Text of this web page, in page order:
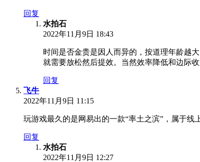
回复
水拍石
2022年11月9日 18:43
时间是否金贵是因人而异的，按道理年龄越
就需要放松然后提效。当然效率降低和边际
回复
飞牛
2022年11月9日 11:15
玩游戏最久的是网易出的一款“率土之滨”，属于
回复
水拍石
2022年11月9日 12:27